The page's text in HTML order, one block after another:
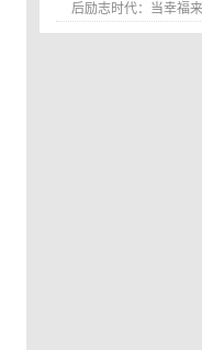
后励志时代：当幸福来